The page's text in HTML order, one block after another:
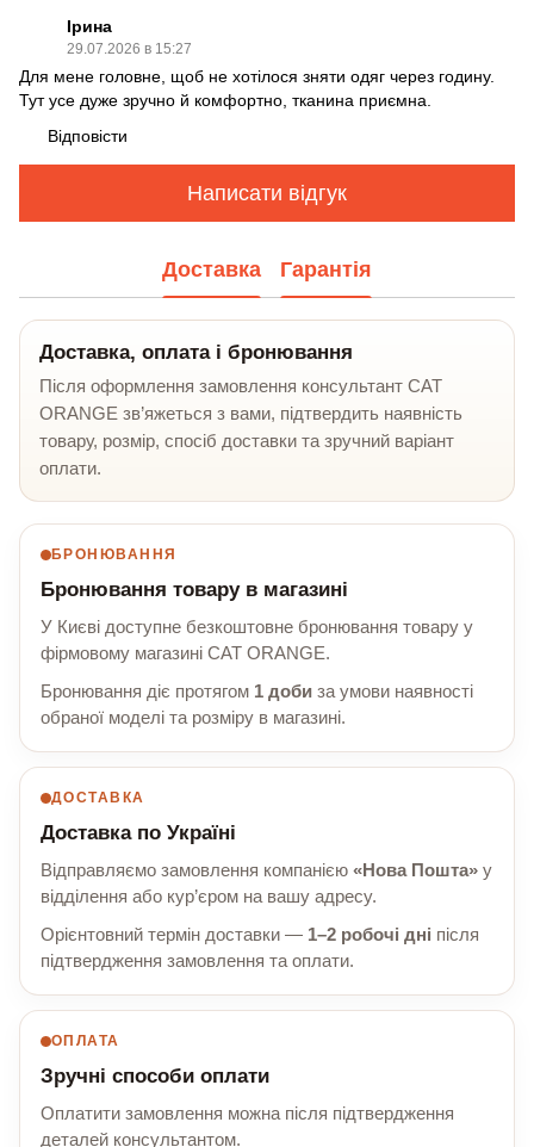
Ірина
29.07.2026 в 15:27
Для мене головне, щоб не хотілося зняти одяг через годину.
Тут усе дуже зручно й комфортно, тканина приємна.
Відповісти
Написати відгук
Доставка Гарантія
Доставка, оплата і бронювання
Після оформлення замовлення консультант CAT
ORANGE зв’яжеться з вами, підтвердить наявність
товару, розмір, спосіб доставки та зручний варіант
оплати.
БРОНЮВАННЯ
Бронювання товару в магазині
У Києві доступне безкоштовне бронювання товару у
фірмовому магазині CAT ORANGE.
Бронювання діє протягом 1 доби за умови наявності
обраної моделі та розміру в магазині.
ДОСТАВКА
Доставка по Україні
Відправляємо замовлення компанією «Нова Пошта» у
відділення або кур’єром на вашу адресу.
Орієнтовний термін доставки — 1–2 робочі дні після
підтвердження замовлення та оплати.
ОПЛАТА
Зручні способи оплати
Оплатити замовлення можна після підтвердження
деталей консультантом.